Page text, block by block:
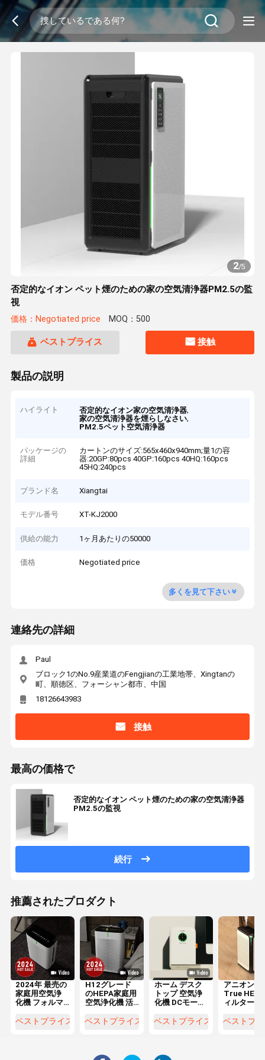
2/5
否定的なイオン ペット煙のための家の空気清浄器PM2.5の監
視
価格：Negotiated price MOQ：500
ベストプライス 接触
製品の説明
ハイライト 否定的なイオン家の空気清浄器,
家の空気清浄器を煙らしなさい,
PM2.5ペット空気清浄器
パッケージの
詳細
カートンのサイズ:565x460x940mm;量1の容
器:20GP:80pcs 40GP:160pcs 40HQ:160pcs
45HQ:240pcs
ブランド名 Xiangtai
モデル番号 XT-KJ2000
供給の能力 1ヶ月あたりの50000
価格 Negotiated price
多くを見て下さい
連絡先の詳細
Paul
ブロック1のNo.9産業道のFengjianの工業地帯、Xingtanの
町、順徳区、フォーシャン都市、中国
18126643983
接触
最高の価格で
否定的なイオン ペット煙のための家の空気清浄器
PM2.5の監視
続行
推薦されたプロダクト
2024年 最売の
家庭用空気浄
化機 フォルマ
PM2を除去す
ベストプライス
H12グレード
のHEPA家庭用
空気浄化機 活
ーによるホル
ベストプライス
ホーム デスク
トップ 空気浄
化機 DCモータ
ベストプライス
アニオンUV
True
ィルター付
ーム空気浄
ベストプ